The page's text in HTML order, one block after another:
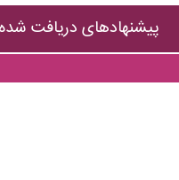
پیشنهادهای دریافت شده